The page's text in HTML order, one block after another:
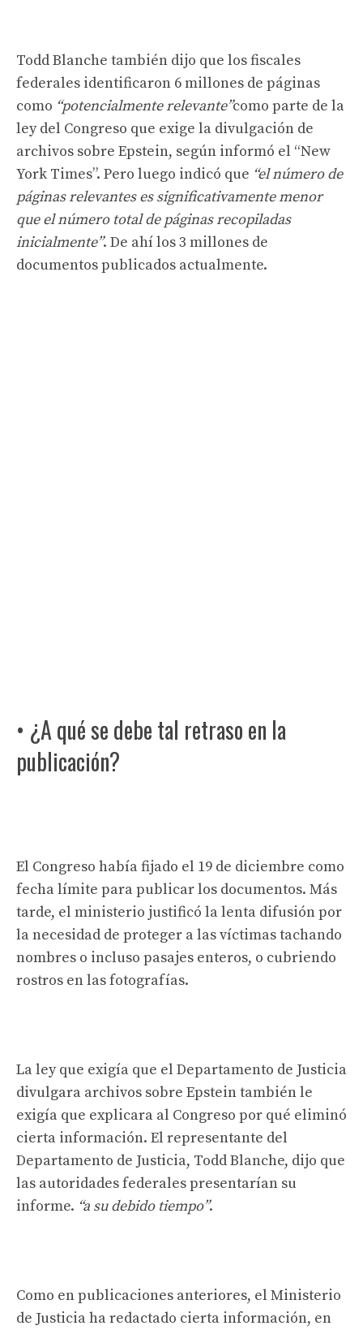
Todd Blanche también dijo que los fiscales
federales identificaron 6 millones de páginas
como “potencialmente relevante”como parte de la
ley del Congreso que exige la divulgación de
archivos sobre Epstein, según informó el “New
York Times”. Pero luego indicó que “el número de
páginas relevantes es significativamente menor
que el número total de páginas recopiladas
inicialmente”. De ahí los 3 millones de
documentos publicados actualmente.
• ¿A qué se debe tal retraso en la
publicación?
El Congreso había fijado el 19 de diciembre como
fecha límite para publicar los documentos. Más
tarde, el ministerio justificó la lenta difusión por
la necesidad de proteger a las víctimas tachando
nombres o incluso pasajes enteros, o cubriendo
rostros en las fotografías.
La ley que exigía que el Departamento de Justicia
divulgara archivos sobre Epstein también le
exigía que explicara al Congreso por qué eliminó
cierta información. El representante del
Departamento de Justicia, Todd Blanche, dijo que
las autoridades federales presentarían su
informe. “a su debido tiempo”.
Como en publicaciones anteriores, el Ministerio
de Justicia ha redactado cierta información, en